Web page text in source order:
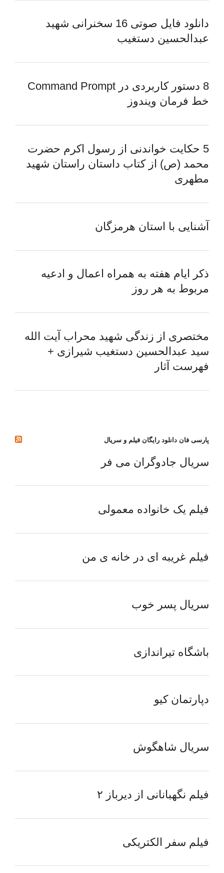
دانلود فایل صوتی 16 سخنرانی شهید
عبدالحسین دستغیب
8 دستور کاربردی در Command Prompt
خط فرمان ویندوز
5 حکایت خواندنی از رسول اکرم حضرت
محمد (ص) از کتاب داستان راستان شهید
مطهری
آشنایی با استان هرمزگان
ذکر ایام هفته به همراه اعمال و ادعیه
مربوط به هر روز
مختصری از زندگی شهید محراب آیت الله
سید عبدالحسین دستغیب شیرازی +
فهرست آثار
پارسی فان دانلود رایگان فیلم و سریال
سریال جادوگران می فر
فیلم یک خانواده معمولی
فیلم غریبه ای در خانه ی من
سریال پسر خوب
باشگاه تیراندازی
دپارتمان کیو
سریال شاهگوش
فیلم نگهبانانی از دیرباز ۲
فیلم سفر الکتریکی